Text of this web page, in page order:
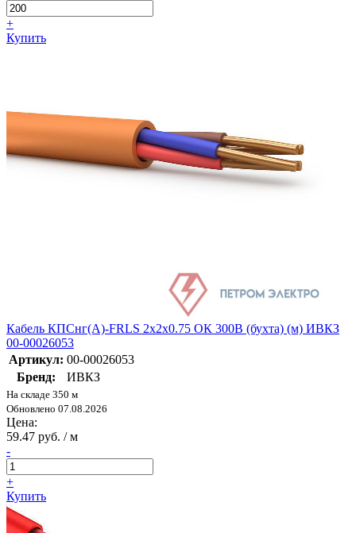
+
Купить
Кабель КПСнг(А)-FRLS 2х2х0.75 ОК 300В (бухта) (м) ИВКЗ
00-00026053
Артикул: 00-00026053
Бренд:
ИВКЗ
На складе 350 м
Обновлено 07.08.2026
Цена:
59.47 руб. / м
-
+
Купить